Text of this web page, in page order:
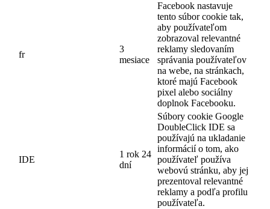
fr
3
mesiace
Facebook nastavuje
tento súbor cookie tak,
aby používateľom
zobrazoval relevantné
reklamy sledovaním
správania používateľov
na webe, na stránkach,
ktoré majú Facebook
pixel alebo sociálny
doplnok Facebooku.
IDE
1 rok 24
dní
Súbory cookie Google
DoubleClick IDE sa
používajú na ukladanie
informácií o tom, ako
používateľ používa
webovú stránku, aby jej
prezentoval relevantné
reklamy a podľa profilu
používateľa.